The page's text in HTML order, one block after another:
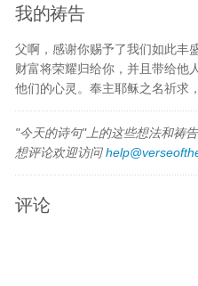
我的祷告
父啊，感谢你赐予了我们如此丰
财富将荣耀归给你，并且带给
他们的心灵。奉主耶稣之名祈求
"今天的诗句"上的这些想法和祷
想评论欢迎访问
评论